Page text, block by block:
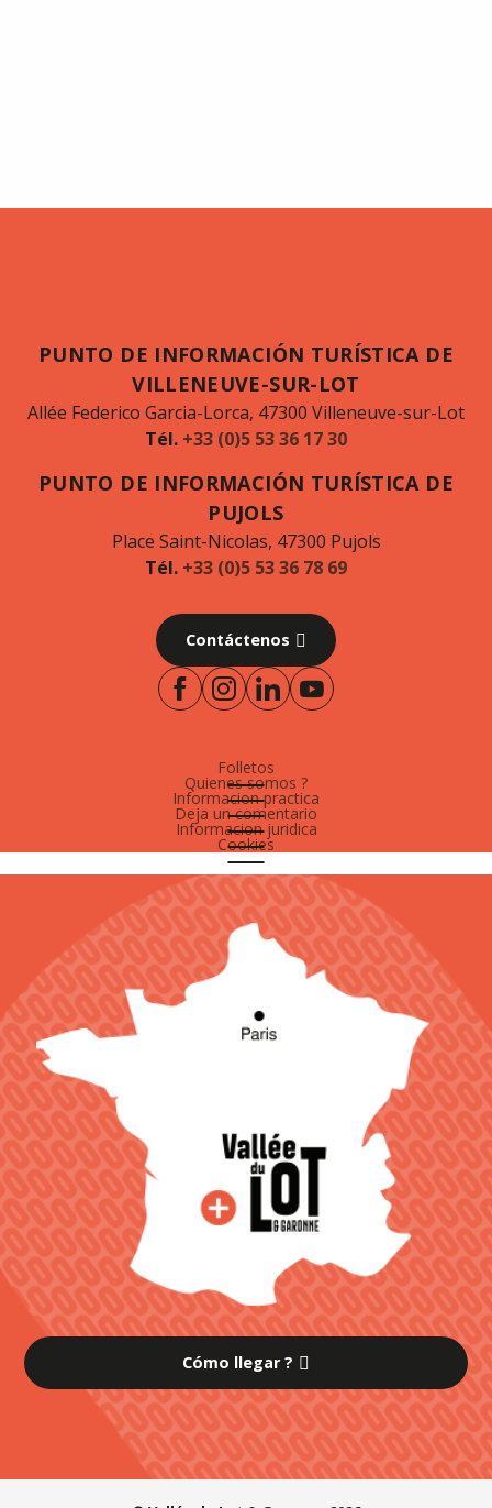
PUNTO DE INFORMACIÓN TURÍSTICA DE
VILLENEUVE-SUR-LOT
Allée Federico Garcia-Lorca, 47300 Villeneuve-sur-Lot
Tél. +33 (0)5 53 36 17 30
PUNTO DE INFORMACIÓN TURÍSTICA DE
PUJOLS
Place Saint-Nicolas, 47300 Pujols
Tél. +33 (0)5 53 36 78 69
Contáctenos
Folletos
Quienes somos ?
Informacion practica
Deja un comentario
Informacion juridica
Cookies
Cómo llegar ?